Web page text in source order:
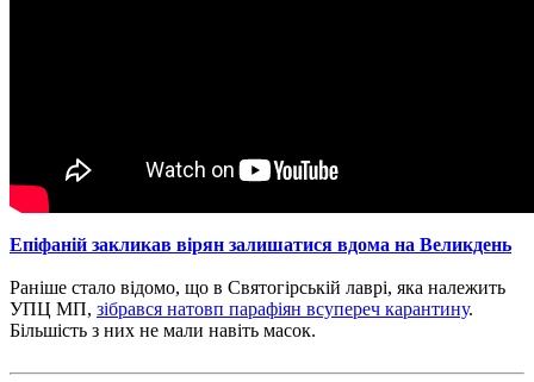
Епіфаній закликав вірян залишатися вдома на Великдень
Раніше стало відомо, що в Святогірській лаврі, яка належить
УПЦ МП, зібрався натовп парафіян всупереч карантину.
Більшість з них не мали навіть масок.